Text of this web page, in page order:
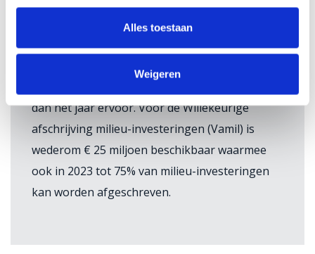
Alles toestaan
Weigeren
voor 27%, 36% of 45% investeringsaftrek.
dan het jaar ervoor. Voor de Willekeurige
afschrijving milieu-investeringen (Vamil) is
wederom € 25 miljoen beschikbaar waarmee
ook in 2023 tot 75% van milieu-investeringen
kan worden afgeschreven.